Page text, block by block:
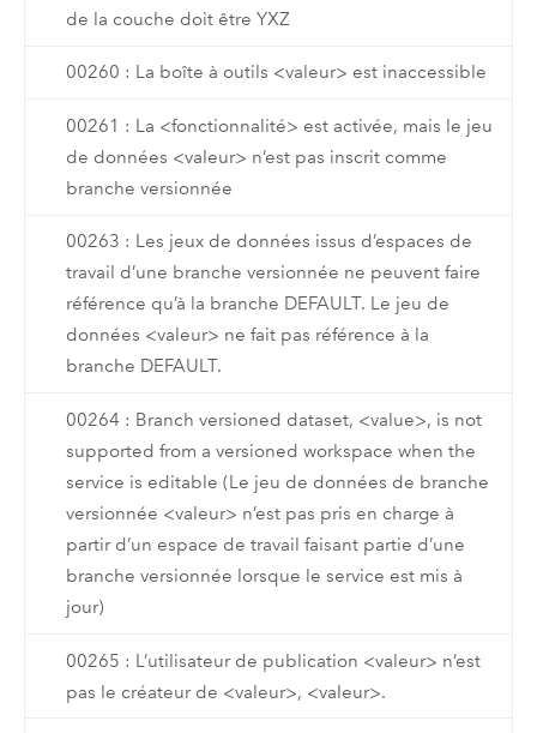
de la couche doit être YXZ
00260 : La boîte à outils <valeur> est inaccessible
00261 : La <fonctionnalité> est activée, mais le jeu
de données <valeur> n’est pas inscrit comme
branche versionnée
00263 : Les jeux de données issus d’espaces de
travail d’une branche versionnée ne peuvent faire
référence qu’à la branche DEFAULT. Le jeu de
données <valeur> ne fait pas référence à la
branche DEFAULT.
00264 : Branch versioned dataset, <value>, is not
supported from a versioned workspace when the
service is editable (Le jeu de données de branche
versionnée <valeur> n’est pas pris en charge à
partir d’un espace de travail faisant partie d’une
branche versionnée lorsque le service est mis à
jour)
00265 : L’utilisateur de publication <valeur> n’est
pas le créateur de <valeur>, <valeur>.